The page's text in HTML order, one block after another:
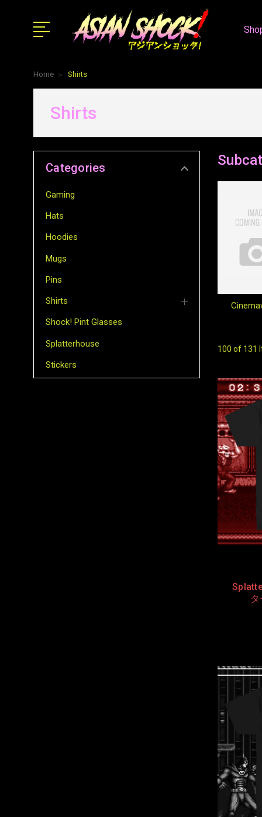
Home Shirts
Shirts
Categories
Gaming
Hats
Hoodies
Mugs
Pins
Shirts
Shock! Pint Glasses
Splatterhouse
Stickers
100 of 131